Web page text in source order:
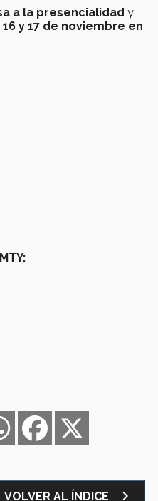
a la presencialidad y
16 y 17 de noviembre en
Facebook
WhatsApp
VOLVER AL ÍNDICE navigate_next